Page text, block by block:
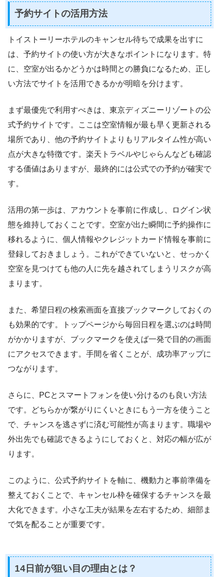
予約サイトの活用方法
トイストーリーホテルのキャンセル待ちで成果を出すに
は、予約サイトの使い方が大きなポイントになります。特
に、空室が出るかどうかは時間との勝負になるため、正し
い方法でサイトを活用できるかが明暗を分けます。
まず最優先で利用すべきは、東京ディズニーリゾートの公
式予約サイトです。ここは空室情報が最も早く更新される
場所であり、他の予約サイトよりもリアルタイム性が高い
点が大きな特徴です。楽天トラベルやじゃらんなども確認
する価値はありますが、最終的には公式での予約が確実で
す。
活用の第一歩は、アカウントを事前に作成し、ログイン状
態を維持しておくことです。空室が出た瞬間に予約操作に
移れるように、個人情報やクレジットカード情報を事前に
登録しておきましょう。これができていないと、せっかく
空室を見つけても他の人に先を越されてしまうリスクが高
まります。
また、希望日程の検索画面を直接ブックマークしておくの
も効果的です。トップページから毎回日程を選ぶのは時間
がかかりますが、ブックマークを使えば一発で目的の画面
にアクセスできます。手間を省くことが、成功率アップに
つながります。
さらに、PCとスマートフォンを使い分けるのも良い方法
です。どちらかが繋がりにくいときにもう一方を使うこと
で、チャンスを逃さずに済む可能性が高まります。職場や
外出先でも確認できるようにしておくと、対応の幅が広が
ります。
このように、公式予約サイトを軸に、機動力と事前準備を
整えておくことで、キャンセル枠を確保するチャンスを最
大化できます。小さな工夫が結果を左右するため、細部ま
で気を配ることが重要です。
14日前が狙い目の理由とは？